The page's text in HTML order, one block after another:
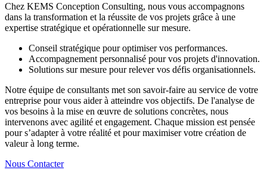
Chez KEMS Conception Consulting, nous vous accompagnons
dans la transformation et la réussite de vos projets grâce à une
expertise stratégique et opérationnelle sur mesure.
Conseil stratégique pour optimiser vos performances.
Accompagnement personnalisé pour vos projets d'innovation.
Solutions sur mesure pour relever vos défis organisationnels.
Notre équipe de consultants met son savoir-faire au service de votre
entreprise pour vous aider à atteindre vos objectifs. De l'analyse de
vos besoins à la mise en œuvre de solutions concrètes, nous
intervenons avec agilité et engagement. Chaque mission est pensée
pour s’adapter à votre réalité et pour maximiser votre création de
valeur à long terme.
Nous Contacter